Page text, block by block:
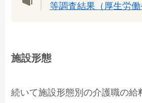
等調査結果（厚生労働
施設形態
続いて施設形態別の介護職の給